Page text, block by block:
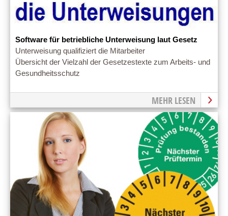
Software für betriebliche Unterweisung laut Gesetz
Unterweisung qualifiziert die Mitarbeiter
Übersicht der Vielzahl der Gesetzestexte zum Arbeits- und
Gesundheitsschutz
MEHR LESEN